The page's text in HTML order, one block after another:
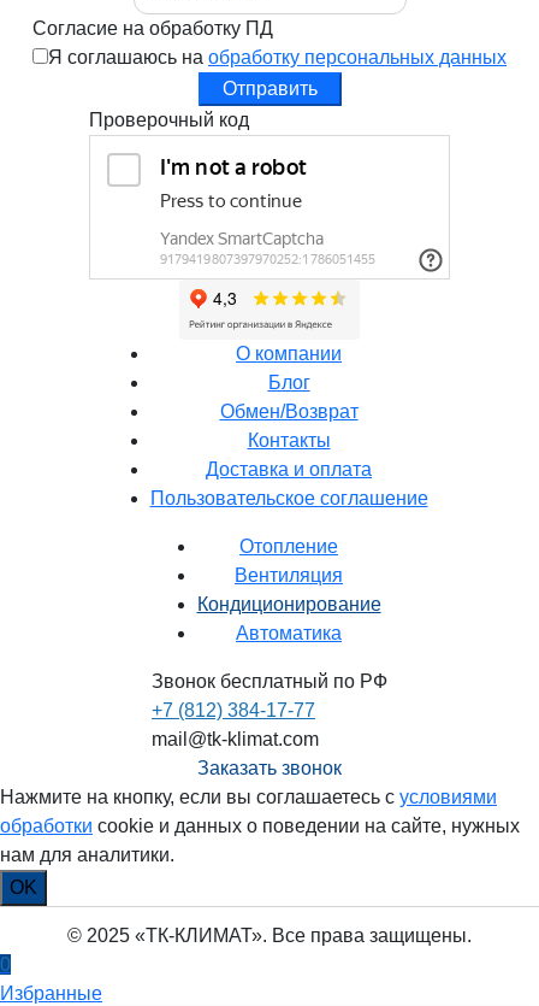
Согласие на обработку ПД
Я соглашаюсь на обработку персональных данных
Отправить
Проверочный код
О компании
Блог
Обмен/Возврат
Контакты
Доставка и оплата
Пользовательское соглашение
Отопление
Вентиляция
Кондиционирование
Автоматика
Звонок бесплатный по РФ
+7 (812) 384-17-77
mail@tk-klimat.com
Заказать звонок
Нажмите на кнопку, если вы соглашаетесь с условиями
обработки cookie и данных о поведении на сайте, нужных
нам для аналитики.
OK
© 2025 «ТК-КЛИМАТ». Все права защищены.
0
Избранные